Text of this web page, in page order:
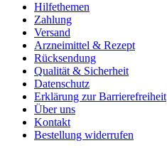
Hilfethemen
Zahlung
Versand
Arzneimittel & Rezept
Rücksendung
Qualität & Sicherheit
Datenschutz
Erklärung zur Barrierefreiheit
Über uns
Kontakt
Bestellung widerrufen